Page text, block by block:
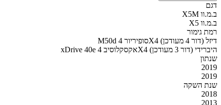
דגם
ב.מ.וו X5M
ב.מ.וו X5
רמת גימור
M50d סופיריור 4X4 דיזל (דור 4 מעודכן)
xDrive 40e אקסקלוסיב 4X4 היברידי (דור 3 מעודכן)
שנתון
2019
2019
שנת השקה
2018
2013